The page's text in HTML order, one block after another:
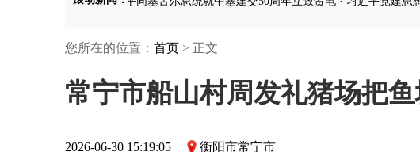
习近平同塞舌尔总统就中塞建交50周年互致贺电
您所在的位置： 首页 > 正文
常宁市船山村周发礼猪场把
2026-06-30 15:19:05 衡阳市常宁市